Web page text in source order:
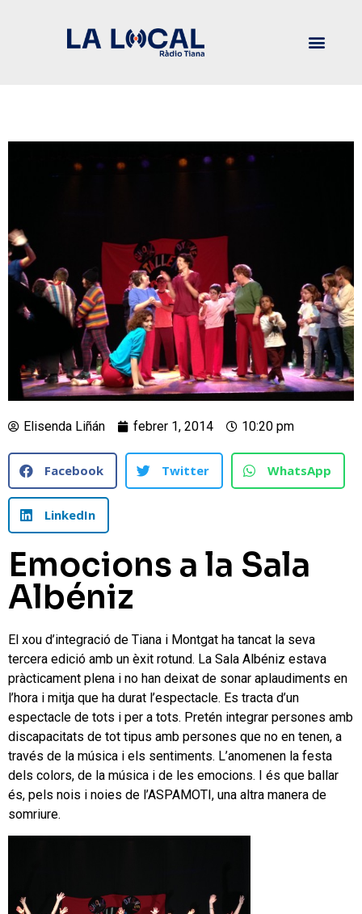
Elisenda Liñán febrer 1, 2014 10:20 pm
Facebook Twitter WhatsApp
LinkedIn
Emocions a la Sala
Albéniz
El xou d’integració de Tiana i Montgat ha tancat la seva
tercera edició amb un èxit rotund. La Sala Albéniz estava
pràcticament plena i no han deixat de sonar aplaudiments en
l’hora i mitja que ha durat l’espectacle. Es tracta d’un
espectacle de tots i per a tots. Pretén integrar persones amb
discapacitats de tot tipus amb persones que no en tenen, a
través de la música i els sentiments. L’anomenen la festa
dels colors, de la música i de les emocions. I és que ballar
és, pels nois i noies de l’ASPAMOTI, una altra manera de
somriure.